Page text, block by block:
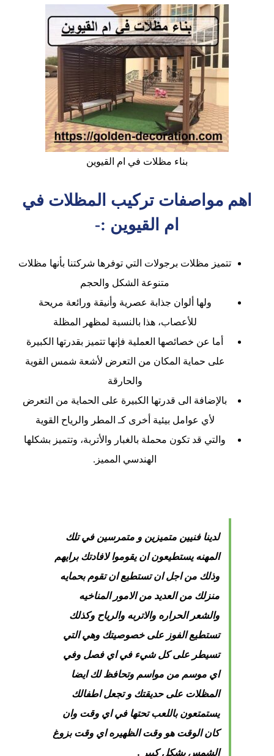
بناء مظلات في ام القيوين
اهم مواصفات تركيب المظلات في
ام القيوين :-
تتميز مظلات برجولات التي توفرها شركتنا بأنها مظلات
متنوعة الشكل والحجم
ولها ألوان جذابة عصرية وأنيقة ورائعة مريحة
للأعصاب، هذا بالنسبة لمظهر المظلة
أما عن خصائصها العملية فإنها تتميز بقدرتها الكبيرة
على حماية المكان من التعرض لأشعة شمس القوية
والحارقة
بالإضافة الى قدرتها الكبيرة على الحماية من التعرض
لأي عوامل بيئية أخرى كـ المطر والرياح القوية
والتي قد تكون محملة بالغبار والأتربة، وتتميز بشكلها
الهندسي المميز.
لدينا فنيين متميزين و متمرسين في تلك
المهنه يستطيعون ان يقوموا لافادتك برايهم
وذلك من اجل ان تستطيع ان تقوم بحمايه
منزلك من العديد من الامور المناخيه
والشعر الحراره والاتربه والرياح وكذلك
تستطيع الفوز على خصوصيتك وهي التي
تسيطر على كل شيء في اي فصل وفي
اي موسم من مواسم وتحافظ لك ايضا
المظلات على حديقتك و تجعل اطفالك
يستمتعون باللعب تحتها في اي وقت وان
كان الوقت هو وقت الظهيره اي وقت بزوغ
الشمس بشكل كبير .